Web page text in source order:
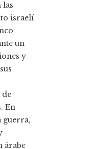
las
israelí
un
y
de
En
guerra,
árabe